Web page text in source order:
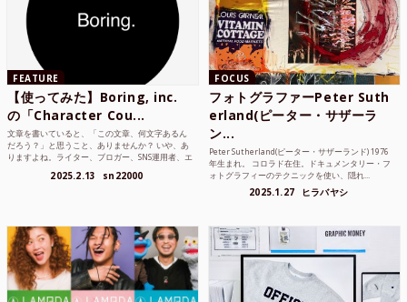
FEATURE
【使ってみた】Boring, inc.
の「Character Cou...
文章を書いていると、「この文章、何文字あるん
だろう？」と思うこと、ありませんか？ いや、あ
りますよね。ライター、ブロガー、SNS運用者、エ
2025.2.13 sn22000
FOCUS
フォトグラファーPeter Suth
erland(ピーター・サザーラ
ン...
Peter Sutherland(ピーター・サザーランド) 1976
年生まれ。 コロラド在住。ドキュメンタリー・フ
ォトグラフィーのテクニックを使い、隠れ...
2025.1.27 ヒラバヤシ